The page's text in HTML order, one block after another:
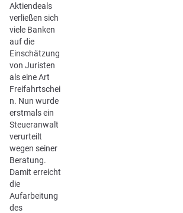
Aktiendeals
verließen sich
viele Banken
auf die
Einschätzung
von Juristen
als eine Art
Freifahrtschei
n. Nun wurde
erstmals ein
Steueranwalt
verurteilt
wegen seiner
Beratung.
Damit erreicht
die
Aufarbeitung
des